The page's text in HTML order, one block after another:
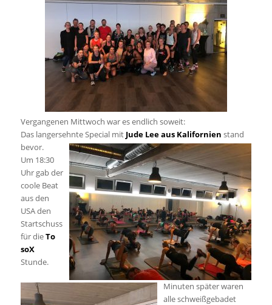
Vergangenen Mittwoch war es endlich soweit:
Das langersehnte Special mit Jude Lee aus Kalifornien stand
bevor.
Um 18:30
Uhr gab der
coole Beat
aus den
USA den
Startschuss
für dieTo
soX
Stunde.
Minuten später waren
alle schweißgebadet